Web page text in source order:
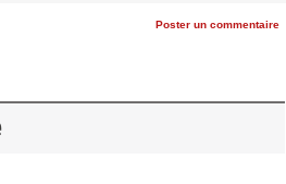
Poster un commentaire